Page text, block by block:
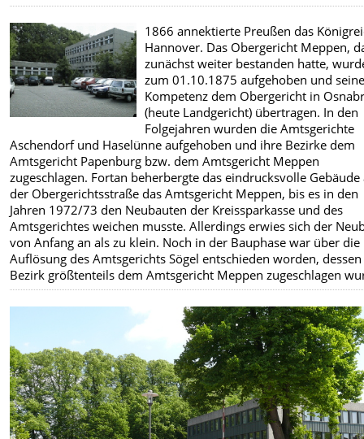
1866 annektierte Preußen das
Hannover. Das Obergericht Meppen,
zunächst weiter bestanden hatte,
zum 01.10.1875 aufgehoben und
Kompetenz dem Obergericht in
(heute Landgericht) übertragen. In den
Folgejahren wurden die Amtsgerichte
Aschendorf und Haselünne aufgehoben und ihre Bezirke dem
Amtsgericht Papenburg bzw. dem Amtsgericht Meppen
zugeschlagen. Fortan beherbergte das eindrucksvolle Gebäude
der Obergerichtsstraße das Amtsgericht Meppen, bis es in den
Jahren 1972/73 den Neubauten der Kreissparkasse und des
Amtsgerichtes weichen musste. Allerdings erwies sich der
von Anfang an als zu klein. Noch in der Bauphase war über die
Auflösung des Amtsgerichts Sögel entschieden worden, dessen
Bezirk größtenteils dem Amtsgericht Meppen zugeschlagen